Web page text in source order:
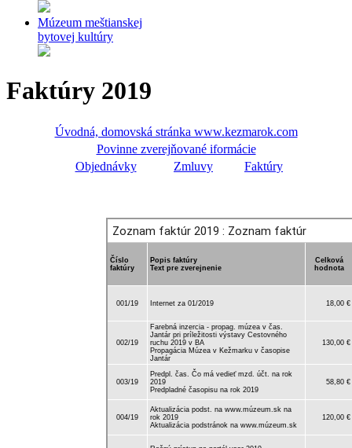
Múzeum meštianskej
bytovej kultúry
Faktúry 2019
Úvodná, domovská stránka www.kezmarok.com
Povinne zverejňované iformácie
Objednávky
Zmluvy Faktúry